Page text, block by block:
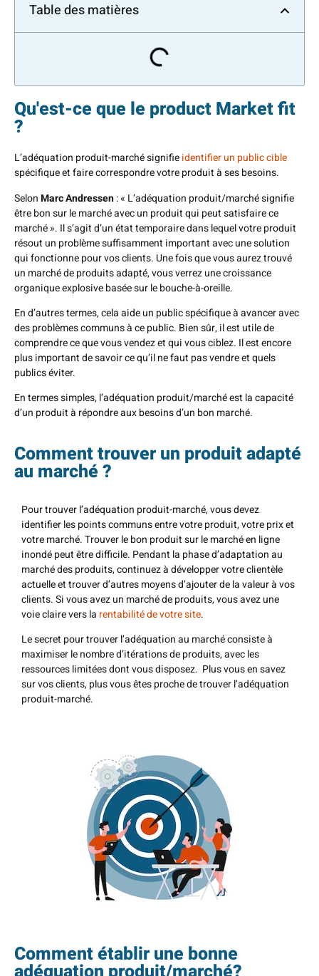
Table des matières
Qu'est-ce que le product Market fit
?
L’adéquation produit-marché signifieidentifier un public cible
spécifique et faire correspondre votre produit à ses besoins.
SelonMarc Andressen: « L’adéquation produit/marché signifie
être bon sur le marché avec un produit qui peut satisfaire ce
marché ». Il s’agit d’un état temporaire dans lequel votre produit
résout un problème suffisamment important avec une solution
qui fonctionne pour vos clients. Une fois que vous aurez trouvé
un marché de produits adapté, vous verrez une croissance
organique explosive basée sur le bouche-à-oreille.
En d’autres termes, cela aide un public spécifique à avancer avec
des problèmes communs à ce public. Bien sûr, il est utile de
comprendre ce que vous vendez et qui vous ciblez. Il est encore
plus important de savoir ce qu’il ne faut pas vendre et quels
publics éviter.
En termes simples, l’adéquation produit/marché est la capacité
d’un produit à répondre aux besoins d’un bon marché.
Comment trouver un produit adapté
au marché ?
Pour trouver l’adéquation produit-marché, vous devez
identifier les points communs entre votre produit, votre prix et
votre marché. Trouver le bon produit sur le marché en ligne
inondé peut être difficile. Pendant la phase d’adaptation au
marché des produits, continuez à développer votre clientèle
actuelle et trouver d’autres moyens d’ajouter de la valeur à vos
clients. Si vous avez un marché de produits, vous avez une
voie claire vers la rentabilité de votre site.
Le secret pour trouver l’adéquation au marché consiste à
maximiser le nombre d’itérations de produits, avec les
ressources limitées dont vous disposez. Plus vous en savez
sur vos clients, plus vous êtes proche de trouver l’adéquation
produit-marché.
Comment établir une bonne